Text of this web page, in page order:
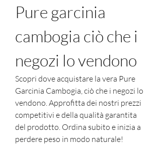
Pure garcinia
cambogia ciò che i
negozi lo vendono
Scopri dove acquistare la vera Pure
Garcinia Cambogia, ciò che i negozi lo
vendono. Approfitta dei nostri prezzi
competitivi e della qualità garantita
del prodotto. Ordina subito e inizia a
perdere peso in modo naturale!